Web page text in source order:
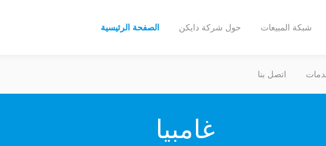
الصفحة الرئيسية حول شركة دايكن شبكة المبيعات
اتصل بنا
غامبيا